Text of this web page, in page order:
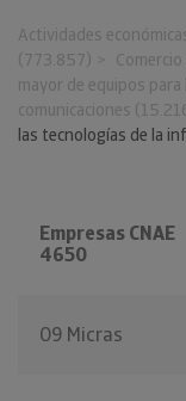
Actividades
(773.857)
mayor de equipos
comunicaciones
las tecnologías de la
Empresas CNAE
4650
09 Micras